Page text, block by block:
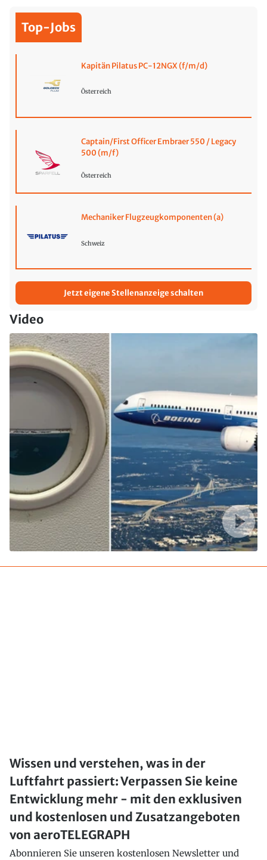
Top-Jobs
Kapitän Pilatus PC-12NGX (f/m/d)
Österreich
Captain/First Officer Embraer 550 / Legacy
500 (m/f)
Österreich
Mechaniker Flugzeugkomponenten (a)
Schweiz
Jetzt eigene Stellenanzeige schalten
Video
Wissen und verstehen, was in der
Luftfahrt passiert: Verpassen Sie keine
Entwicklung mehr - mit den exklusiven
und kostenlosen und Zusatzangeboten
von aeroTELEGRAPH
Abonnieren Sie unseren kostenlosen Newsletter und